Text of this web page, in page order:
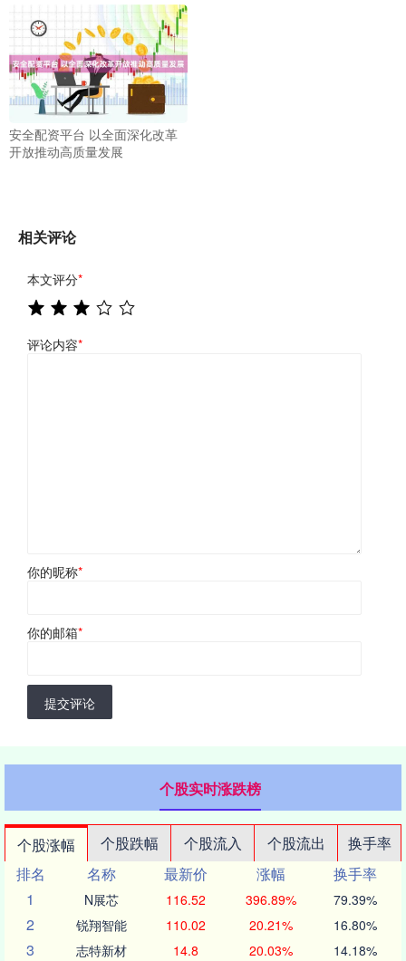
安全配资平台 以全面深化改革
开放推动高质量发展
相关评论
本文评分*
评论内容*
你的昵称*
你的邮箱*
提交评论
个股实时涨跌榜
个股涨幅 个股跌幅 个股流入 个股流出
换手率
排名
名称 最新价 涨幅
换手率
1
N展芯 116.52 396.89% 79.39%
2 锐翔智能 110.02 20.21% 16.80%
3 志特新材 14.8 20.03% 14.18%